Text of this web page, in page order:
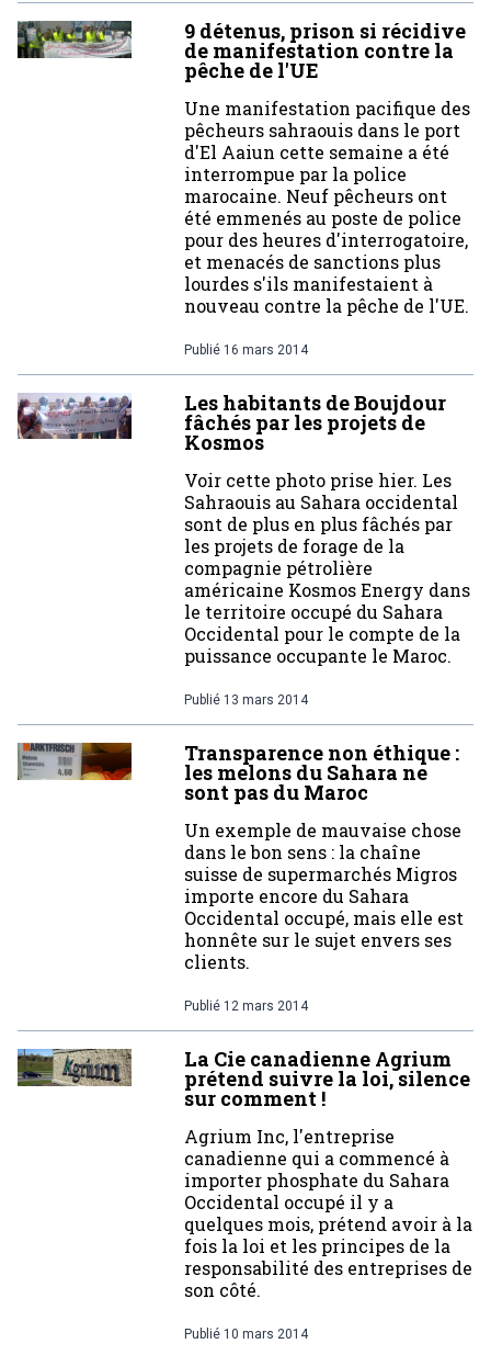
9 détenus, prison si récidive
de manifestation contre la
pêche de l'UE
Une manifestation pacifique des
pêcheurs sahraouis dans le port
d'El Aaiun cette semaine a été
interrompue par la police
marocaine. Neuf pêcheurs ont
été emmenés au poste de police
pour des heures d'interrogatoire,
et menacés de sanctions plus
lourdes s'ils manifestaient à
nouveau contre la pêche de l'UE.
Publié 16 mars 2014
Les habitants de Boujdour
fâchés par les projets de
Kosmos
Voir cette photo prise hier. Les
Sahraouis au Sahara occidental
sont de plus en plus fâchés par
les projets de forage de la
compagnie pétrolière
américaine Kosmos Energy dans
le territoire occupé du Sahara
Occidental pour le compte de la
puissance occupante le Maroc.
Publié 13 mars 2014
Transparence non éthique :
les melons du Sahara ne
sont pas du Maroc
Un exemple de mauvaise chose
dans le bon sens : la chaîne
suisse de supermarchés Migros
importe encore du Sahara
Occidental occupé, mais elle est
honnête sur le sujet envers ses
clients.
Publié 12 mars 2014
La Cie canadienne Agrium
prétend suivre la loi, silence
sur comment !
Agrium Inc, l'entreprise
canadienne qui a commencé à
importer phosphate du Sahara
Occidental occupé il y a
quelques mois, prétend avoir à la
fois la loi et les principes de la
responsabilité des entreprises de
son côté.
Publié 10 mars 2014